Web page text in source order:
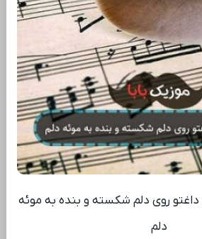
داغتو روی دلم شکسته و بنده به موئه
دلم